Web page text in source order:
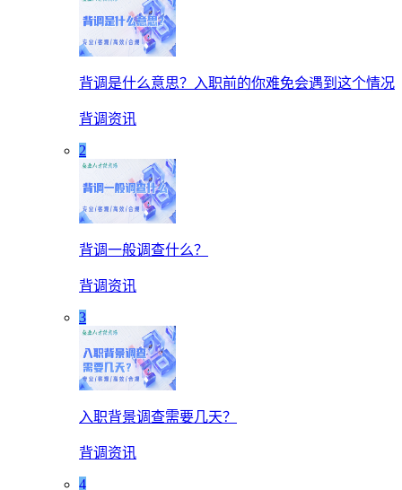
背调是什么意思？入职前的你难免会遇到这个情况
背调资讯
2
背调一般调查什么？
背调资讯
3
入职背景调查需要几天？
背调资讯
4